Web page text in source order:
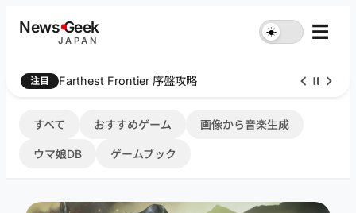
NewsGeek
JAPAN
☀︎ ☰
注目 Farthest Frontier 序盤攻略
すべて おすすめゲーム 画像から音楽生成
ウマ娘DB ゲームブック